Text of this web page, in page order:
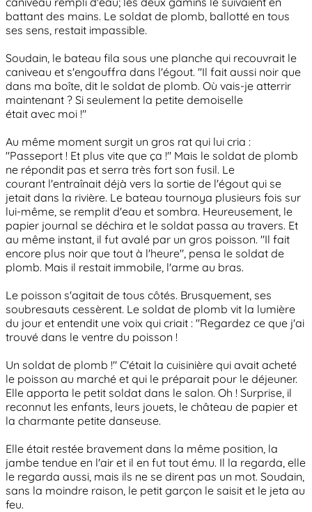
battant des mains. Le soldat de plomb, ballotté en tous
ses sens, restait impassible.
Soudain, le bateau fila sous une planche qui recouvrait le
caniveau et s'engouffra dans l'égout. "Il fait aussi noir que
dans ma boîte, dit le soldat de plomb. Où vais-je atterrir
maintenant ? Si seulement la petite demoiselle
était avec moi !"
Au même moment surgit un gros rat qui lui cria :
"Passeport ! Et plus vite que ça !" Mais le soldat de plomb
ne répondit pas et serra très fort son fusil. Le
courant l'entraînait déjà vers la sortie de l'égout qui se
jetait dans la rivière. Le bateau tournoya plusieurs fois sur
lui-même, se remplit d'eau et sombra. Heureusement, le
papier journal se déchira et le soldat passa au travers. Et
au même instant, il fut avalé par un gros poisson. "Il fait
encore plus noir que tout à l'heure", pensa le soldat de
plomb. Mais il restait immobile, l'arme au bras.
Le poisson s'agitait de tous côtés. Brusquement, ses
soubresauts cessèrent. Le soldat de plomb vit la lumière
du jour et entendit une voix qui criait : "Regardez ce que j'ai
trouvé dans le ventre du poisson !
Un soldat de plomb !" C'était la cuisinière qui avait acheté
le poisson au marché et qui le préparait pour le déjeuner.
Elle apporta le petit soldat dans le salon. Oh ! Surprise, il
reconnut les enfants, leurs jouets, le château de papier et
la charmante petite danseuse.
Elle était restée bravement dans la même position, la
jambe tendue en l'air et il en fut tout ému. Il la regarda, elle
le regarda aussi, mais ils ne se dirent pas un mot. Soudain,
sans la moindre raison, le petit garçon le saisit et le jeta au
feu.